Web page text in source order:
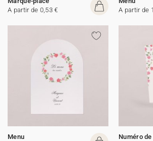
A partir de 0,53 €
A partir de
Menu
Numéro